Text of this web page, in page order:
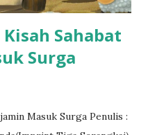
Sahabat
Surga
Masuk Surga Penulis :